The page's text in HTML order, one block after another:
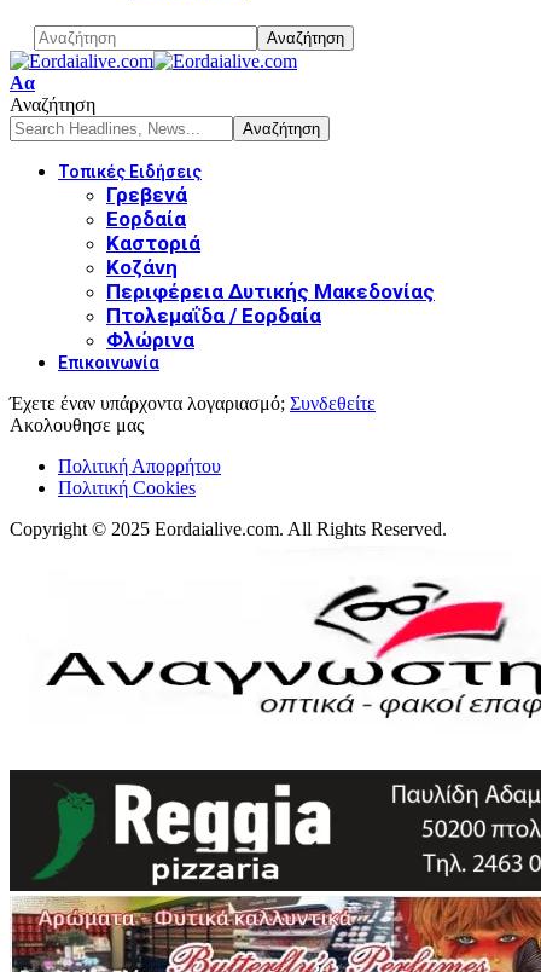
Font
Resizer
Αα
Αναζήτηση
Τοπικές Ειδήσεις
Γρεβενά
Εορδαία
Καστοριά
Κοζάνη
Περιφέρεια Δυτικής Μακεδονίας
Πτολεμαΐδα / Εορδαία
Φλώρινα
Επικοινωνία
Έχετε έναν υπάρχοντα λογαριασμό; Συνδεθείτε
Ακολουθησε μας
Πολιτική Απορρήτου
Πολιτική Cookies
Copyright © 2025 Eordaialive.com. All Rights Reserved.